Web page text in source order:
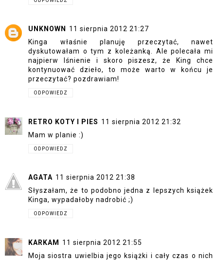
UNKNOWN
11 sierpnia 2012 21:27
Kinga właśnie planuję przeczytać, nawet
dyskutowałam o tym z koleżanką. Ale polecała mi
najpierw lśnienie i skoro piszesz, że King chce
kontynuować dzieło, to może warto w końcu je
przeczytać? pozdrawiam!
ODPOWIEDZ
RETRO KOTY I PIES 11 sierpnia 2012 21:32
Mam w planie :)
ODPOWIEDZ
AGATA 11 sierpnia 2012 21:38
Słyszałam, że to podobno jedna z lepszych książek
Kinga, wypadałoby nadrobić ;)
ODPOWIEDZ
KARKAM
11 sierpnia 2012 21:55
Moja siostra uwielbia jego książki i cały czas o nich